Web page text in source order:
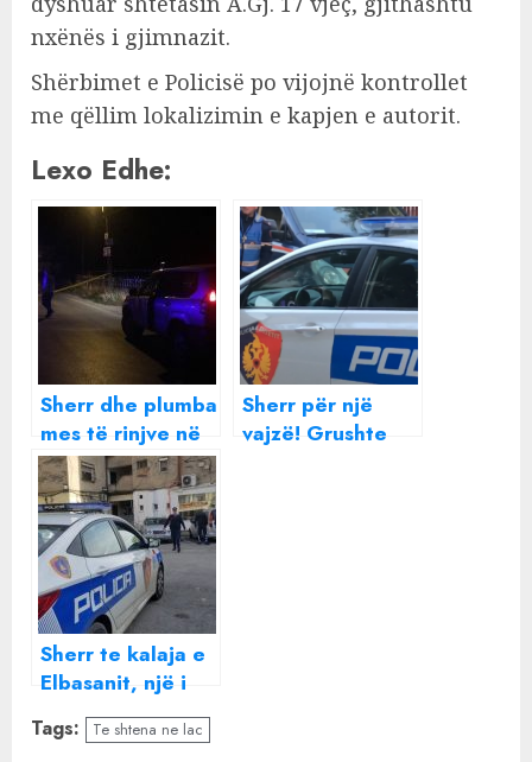
nxënës i gjimnazit.
Shërbimet e Policisë po vijojnë kontrollet
me qëllim lokalizimin e kapjen e autorit.
Lexo Edhe:
Sherr dhe plumba
mes të rinjve në
Prishtinë
Sherr për një
vajzë! Grushte
Sherr te kalaja e
Elbasanit, një i
plagosur
Tags: Te shtena ne lac